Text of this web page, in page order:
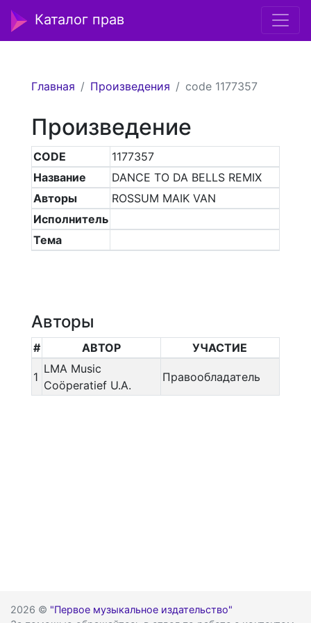
Каталог прав
Главная Произведения code 1177357
Произведение
CODE
1177357
Название
DANCE TO DA BELLS REMIX
Авторы
ROSSUM MAIK VAN
Исполнитель
Тема
Авторы
# АВТОР УЧАСТИЕ
1
LMA Music
Coöperatief U.A.
Правообладатель
2026 © "Первое музыкальное издательство"